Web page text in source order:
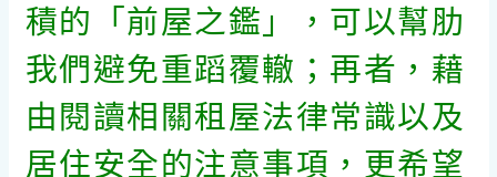
積的「前屋之鑑」，可以幫肋
我們避免重蹈覆轍；再者，藉
由閱讀相關租屋法律常識以及
居住安全的注意事項，更希望